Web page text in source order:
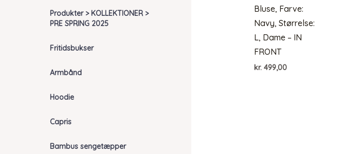
Produkter > KOLLEKTIONER >
PRE SPRING 2025
Fritidsbukser
Armbånd
Hoodie
Capris
Bambus sengetæpper
Bluse, Farve:
Navy, Størrelse:
L, Dame – IN
FRONT
kr.499,00